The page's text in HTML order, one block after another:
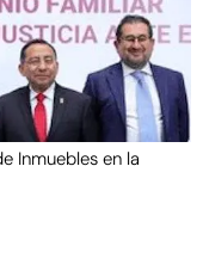
Inmuebles en la